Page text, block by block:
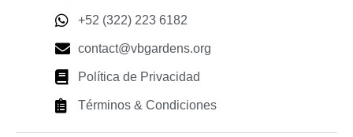
+52 (322) 223 6182
contact@vbgardens.org
Política de Privacidad
Términos & Condiciones